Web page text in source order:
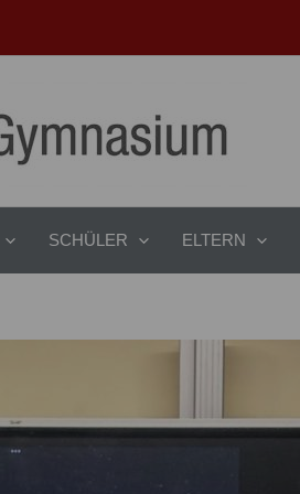
SCHÜLER ELTERN